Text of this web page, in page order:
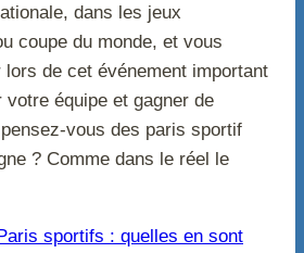
dans les jeux
coupe du monde, et vous
lors de cet événement important
votre équipe et gagner de
pensez-vous des paris sportif
? Comme dans le réel le
sportifs : quelles en sont